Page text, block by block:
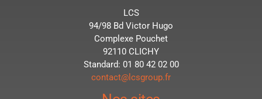
LCS
94/98 Bd Victor Hugo
Complexe Pouchet
92110 CLICHY
Standard: 01 80 42 02 00
contact@lcsgroup.fr